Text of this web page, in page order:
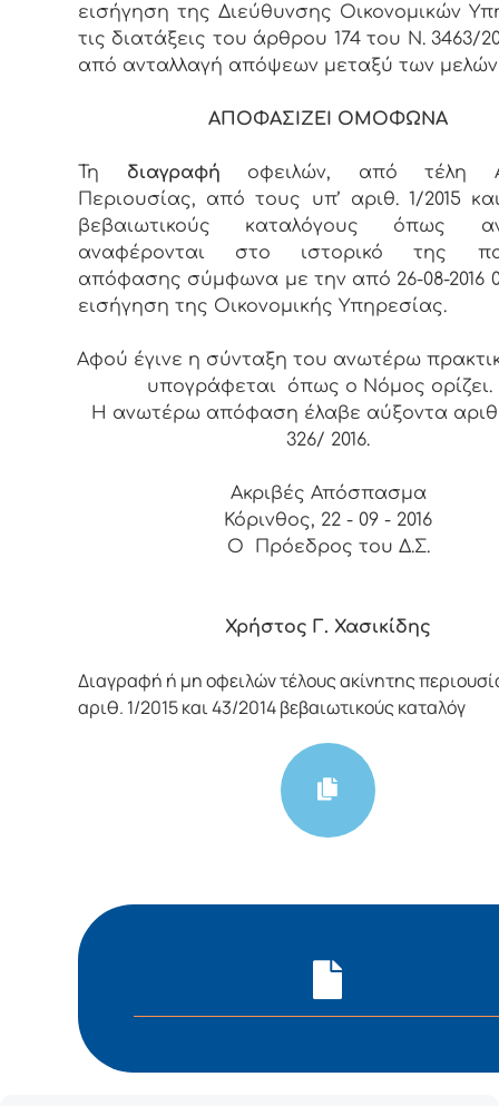
εισήγηση της Διεύθυνσης Οικονομικών
τις διατάξεις του άρθρου 174 του Ν. 3463/
από ανταλλαγή απόψεων μεταξύ των
ΑΠΟΦΑΣΙΖΕΙ ΟΜΟΦΩΝΑ
Τη διαγραφή οφειλών, από τέλη
Περιουσίας, από τους υπ’ αριθ. 1/2015
βεβαιωτικούς καταλόγους όπως
αναφέρονται στο ιστορικό της
απόφασης σύμφωνα με την από 26-08-2016
εισήγηση της Οικονομικής Υπηρεσίας.
Αφού έγινε η σύνταξη του ανωτέρω
υπογράφεται όπως ο Νόμος ορίζει.
Η ανωτέρω απόφαση έλαβε αύξοντα
326/ 2016.
Ακριβές Απόσπασμα
Κόρινθος, 22 - 09 - 2016
Ο Πρόεδρος του Δ.Σ.
Χρήστος Γ. Χασικίδης
Διαγραφή ή μη οφειλών τέλους ακίνητης
αριθ. 1/2015 και 43/2014 βεβαιωτικούς καταλόγ